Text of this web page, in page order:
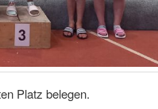
Platz belegen.